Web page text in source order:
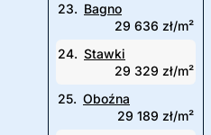
23. Bagno
29 636 zł/m²
24. Stawki
29 329 zł/m²
25. Oboźna
29 189 zł/m²